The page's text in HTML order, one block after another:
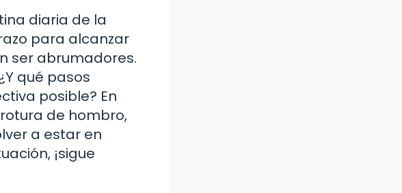
diaria de la
para alcanzar
ser abrumadores.
qué pasos
posible? En
de hombro,
a estar en
¡sigue